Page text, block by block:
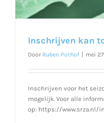
Inschrijven kan
Door Ruben Pothof mei
Inschrijven voor het
mogelijk. Voor alle
op: https://www.srza.nl/